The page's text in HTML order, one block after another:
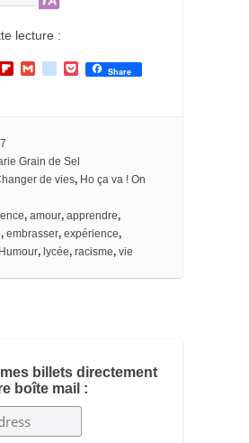
lecture :
F
a
r
d
b
o
k
a
r
P
Share
Grain de Sel
de vies, Ho ça va ! On
, amour, apprendre,
, embrasser, expérience,
Humour, lycée, racisme, vie
billets directement
boîte mail :